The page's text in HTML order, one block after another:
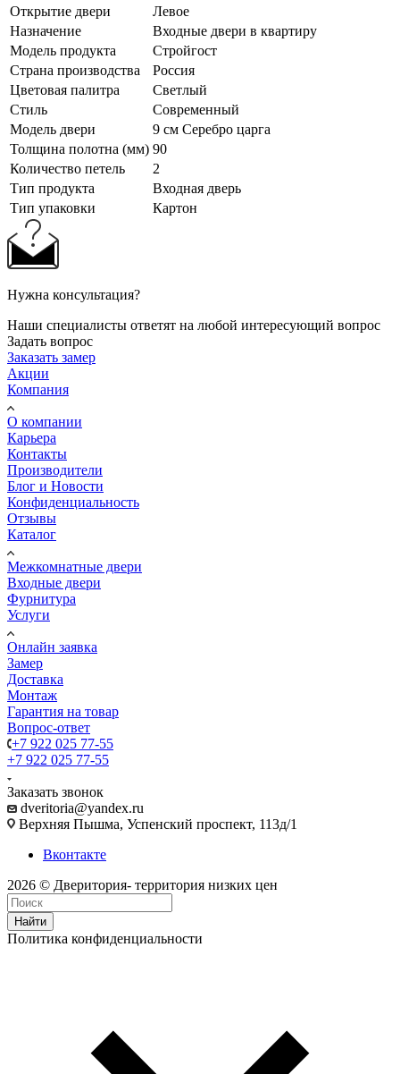
Открытие двери
Левое
Назначение
Входные двери в квартиру
Модель продукта
Стройгост
Страна производства
Россия
Цветовая палитра
Светлый
Стиль
Современный
Модель двери
9 см Серебро царга
Толщина полотна (мм) 90
Количество петель
2
Тип продукта
Входная дверь
Тип упаковки
Картон
Нужна консультация?
Наши специалисты ответят на любой интересующий вопрос
Задать вопрос
Заказать замер
Акции
Компания
О компании
Карьера
Контакты
Производители
Блог и Новости
Конфиденциальность
Отзывы
Каталог
Межкомнатные двери
Входные двери
Фурнитура
Услуги
Онлайн заявка
Замер
Доставка
Монтаж
Гарантия на товар
Вопрос-ответ
+7 922 025 77-55
+7 922 025 77-55
Заказать звонок
dveritoria@yandex.ru
Верхняя Пышма, Успенский проспект, 113д/1
Вконтакте
2026 © Дверитория- территория низких цен
Найти
Политика конфиденциальности